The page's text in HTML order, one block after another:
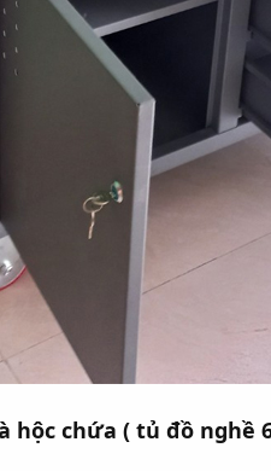
hộc chứa ( tủ đồ nghề